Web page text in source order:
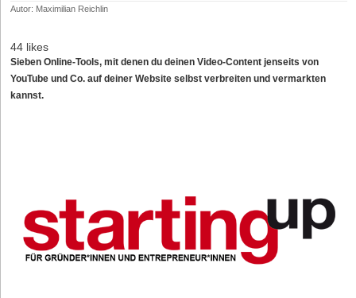
Autor: Maximilian Reichlin
44 likes
Sieben Online-Tools, mit denen du deinen Video-Content jenseits von
YouTube und Co. auf deiner Website selbst verbreiten und vermarkten
kannst.